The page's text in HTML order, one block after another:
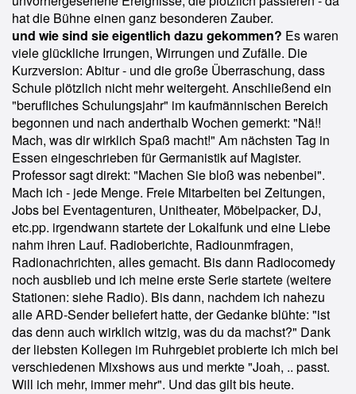
hat die Bühne einen ganz besonderen Zauber.
und wie sind sie eigentlich dazu gekommen? Es waren
viele glückliche Irrungen, Wirrungen und Zufälle. Die
Kurzversion: Abitur - und die große Überraschung, dass
Schule plötzlich nicht mehr weitergeht. Anschließend ein
"berufliches Schulungsjahr" im kaufmännischen Bereich
begonnen und nach anderthalb Wochen gemerkt: "Nä!!
Mach, was dir wirklich Spaß macht!" Am nächsten Tag in
Essen eingeschrieben für Germanistik auf Magister.
Professor sagt direkt: "Machen Sie bloß was nebenbei".
Mach ich - jede Menge. Freie Mitarbeiten bei Zeitungen,
Jobs bei Eventagenturen, Unitheater, Möbelpacker, DJ,
etc.pp. irgendwann startete der Lokalfunk und eine Liebe
nahm ihren Lauf. Radioberichte, Radiounmfragen,
Radionachrichten, alles gemacht. Bis dann Radiocomedy
noch ausblieb und ich meine erste Serie startete (weitere
Stationen: siehe Radio). Bis dann, nachdem ich nahezu
alle ARD-Sender beliefert hatte, der Gedanke blühte: "ist
das denn auch wirklich witzig, was du da machst?" Dank
der liebsten Kollegen im Ruhrgebiet probierte ich mich bei
verschiedenen Mixshows aus und merkte "Joah, .. passt.
Will ich mehr, immer mehr". Und das gilt bis heute.